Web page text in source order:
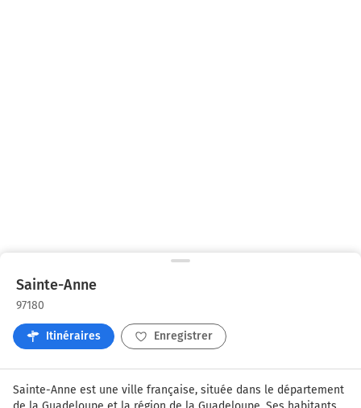
Sainte-Anne
97180
Itinéraires Enregistrer
Sainte-Anne est une ville française, située dans le département